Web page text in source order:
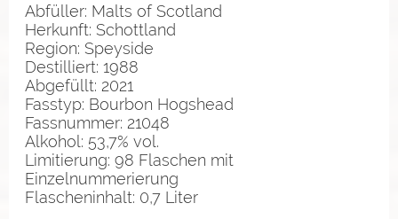
Abfüller: Malts of Scotland
Herkunft: Schottland
Region: Speyside
Destilliert: 1988
Abgefüllt: 2021
Fasstyp: Bourbon Hogshead
Fassnummer: 21048
Alkohol: 53,7% vol.
Limitierung: 98 Flaschen mit
Einzelnummerierung
Flascheninhalt: 0,7 Liter